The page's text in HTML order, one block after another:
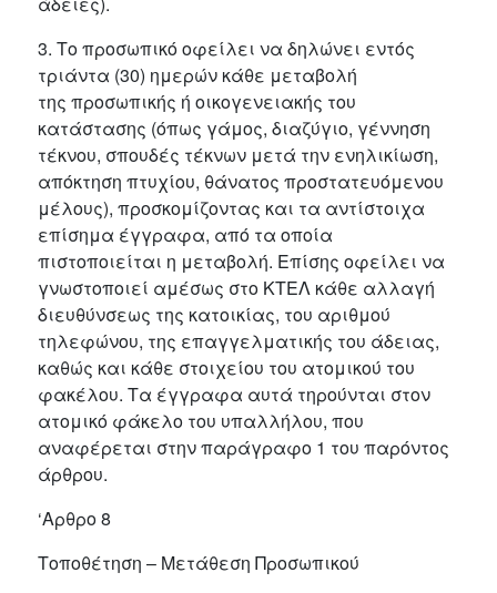
3. Το προσωπικό οφείλει να δηλώνει εντός
τριάντα (30) ημερών κάθε μεταβολή
της προσωπικής ή οικογενειακής του
κατάστασης (όπως γάμος, διαζύγιο, γέννηση
τέκνου, σπουδές τέκνων μετά την ενηλικίωση,
απόκτηση πτυχίου, θάνατος προστατευόμενου
μέλους), προσκομίζοντας και τα αντίστοιχα
επίσημα έγγραφα, από τα οποία
πιστοποιείται η μεταβολή. Επίσης οφείλει να
γνωστοποιεί αμέσως στο ΚΤΕΛ κάθε αλλαγή
διευθύνσεως της κατοικίας, του αριθμού
τηλεφώνου, της επαγγελματικής του άδειας,
καθώς και κάθε στοιχείου του ατομικού του
φακέλου. Τα έγγραφα αυτά τηρούνται στον
ατομικό φάκελο του υπαλλήλου, που
αναφέρεται στην παράγραφο 1 του παρόντος
άρθρου.
‘Αρθρο 8
Τοποθέτηση – Μετάθεση Προσωπικού